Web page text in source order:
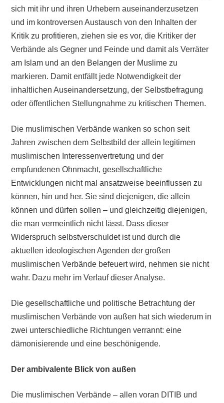
sich mit ihr und ihren Urhebern auseinanderzusetzen
und im kontroversen Austausch von den Inhalten der
Kritik zu profitieren, ziehen sie es vor, die Kritiker der
Verbände als Gegner und Feinde und damit als Verräter
am Islam und an den Belangen der Muslime zu
markieren. Damit entfällt jede Notwendigkeit der
inhaltlichen Auseinandersetzung, der Selbstbefragung
oder öffentlichen Stellungnahme zu kritischen Themen.
Die muslimischen Verbände wanken so schon seit
Jahren zwischen dem Selbstbild der allein legitimen
muslimischen Interessenvertretung und der
empfundenen Ohnmacht, gesellschaftliche
Entwicklungen nicht mal ansatzweise beeinflussen zu
können, hin und her. Sie sind diejenigen, die allein
können und dürfen sollen – und gleichzeitig diejenigen,
die man vermeintlich nicht lässt. Dass dieser
Widerspruch selbstverschuldet ist und durch die
aktuellen ideologischen Agenden der großen
muslimischen Verbände befeuert wird, nehmen sie nicht
wahr. Dazu mehr im Verlauf dieser Analyse.
Die gesellschaftliche und politische Betrachtung der
muslimischen Verbände von außen hat sich wiederum in
zwei unterschiedliche Richtungen verrannt: eine
dämonisierende und eine beschönigende.
Der ambivalente Blick von außen
Die muslimischen Verbände – allen voran DITIB und